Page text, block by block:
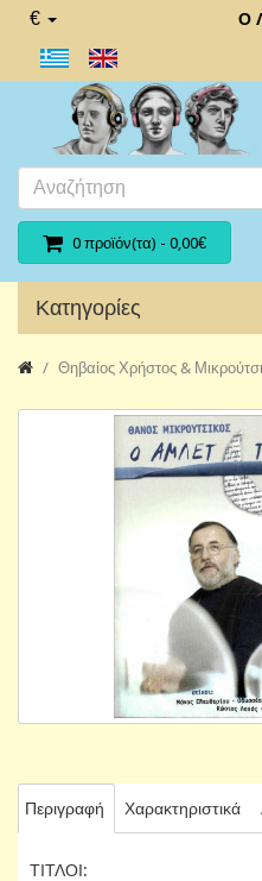
€ Ο
0 προϊόν(τα) - 0,00€
Κατηγορίες
Θηβαίος Χρήστος &
Περιγραφή Χαρακτηριστικά
ΤΙΤΛΟΙ: